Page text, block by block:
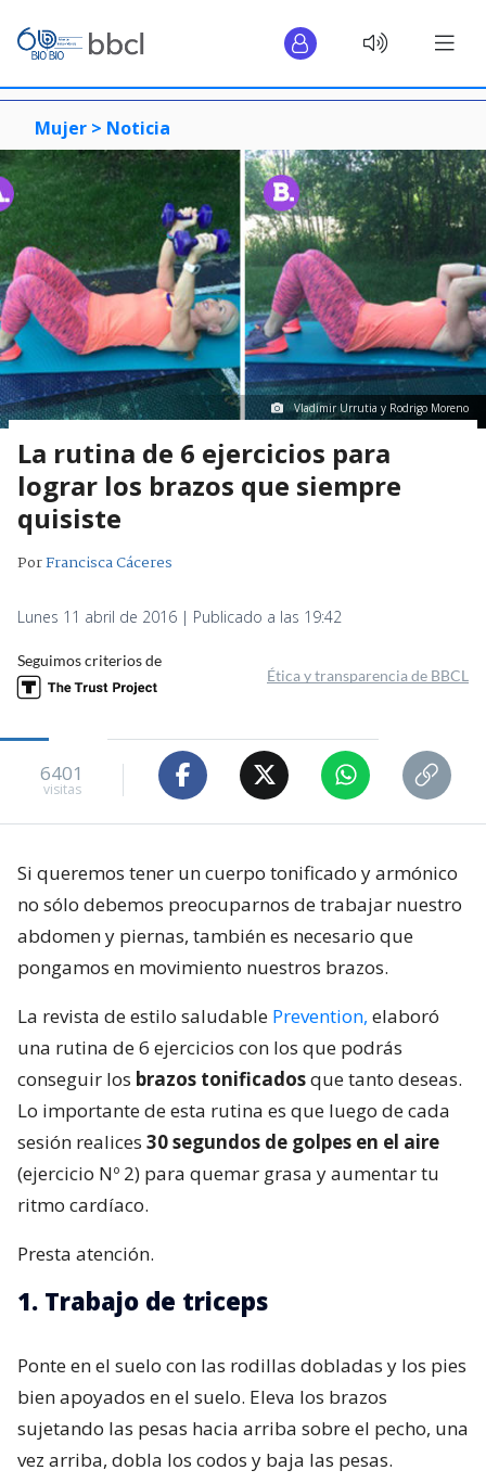
Mujer > Noticia
Vladimir Urrutia y Rodrigo Moreno
La rutina de 6 ejercicios para
lograr los brazos que siempre
quisiste
PorFrancisca Cáceres
Lunes 11 abril de 2016 | Publicado a las 19:42
Seguimos criterios de
Ética y transparencia de BBCL
6401
visitas
Si queremos tener un cuerpo tonificado y armónico
no sólo debemos preocuparnos de trabajar nuestro
abdomen y piernas, también es necesario que
pongamos en movimiento nuestros brazos.
La revista de estilo saludable Prevention, elaboró
una rutina de 6 ejercicios con los que podrás
conseguir los brazos tonificadosque tanto deseas.
Lo importante de esta rutina es que luego de cada
sesión realices 30 segundos de golpes en el aire
(ejercicio Nº 2) para quemar grasa y aumentar tu
ritmo cardíaco.
Presta atención.
1. Trabajo de triceps
Ponte en el suelo con las rodillas dobladas y los pies
bien apoyados en el suelo. Eleva los brazos
sujetando las pesas hacia arriba sobre el pecho, una
vez arriba, dobla los codos y baja las pesas.